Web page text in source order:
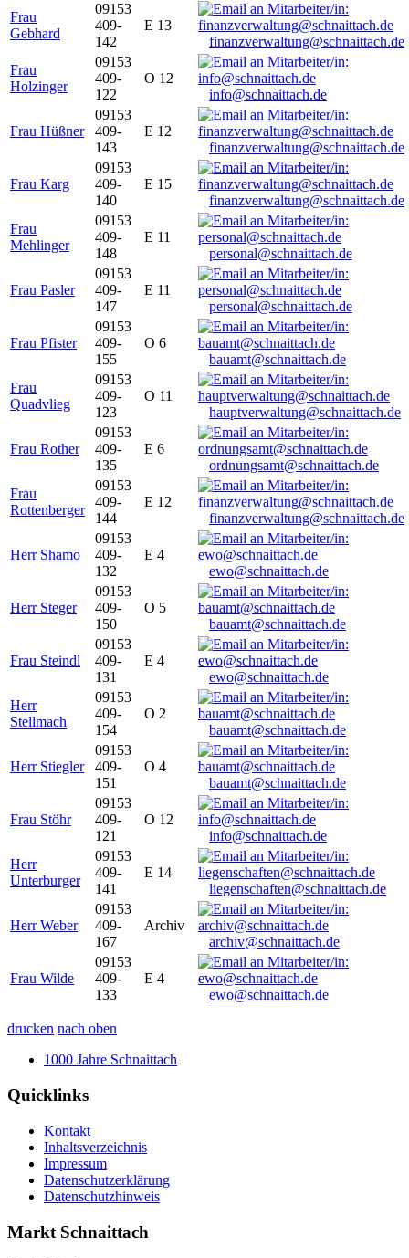
Frau
Gebhard
09153
409-
142
E 13
finanzverwaltung@schnaittach.de
Frau
Holzinger
09153
409-
122
O 12
info@schnaittach.de
Frau Hüßner
09153
409-
143
E 12
finanzverwaltung@schnaittach.de
Frau Karg
09153
409-
140
E 15
finanzverwaltung@schnaittach.de
Frau
Mehlinger
09153
409-
148
E 11
personal@schnaittach.de
Frau Pasler
09153
409-
147
E 11
personal@schnaittach.de
Frau Pfister
09153
409-
155
O 6
bauamt@schnaittach.de
Frau
Quadvlieg
09153
409-
123
O 11
hauptverwaltung@schnaittach.de
Frau Rother
09153
409-
135
E 6
ordnungsamt@schnaittach.de
Frau
Rottenberger
09153
409-
144
E 12
finanzverwaltung@schnaittach.de
Herr Shamo
09153
409-
132
E 4
ewo@schnaittach.de
Herr Steger
09153
409-
150
O 5
bauamt@schnaittach.de
Frau Steindl
09153
409-
131
E 4
ewo@schnaittach.de
Herr
Stellmach
09153
409-
154
O 2
bauamt@schnaittach.de
Herr Stiegler
09153
409-
151
O 4
bauamt@schnaittach.de
Frau Stöhr
09153
409-
121
O 12
info@schnaittach.de
Herr
Unterburger
09153
409-
141
E 14
liegenschaften@schnaittach.de
Herr Weber
09153
409-
167
Archiv
archiv@schnaittach.de
Frau Wilde
09153
409-
133
E 4
ewo@schnaittach.de
drucken nach oben
1000 Jahre Schnaittach
Quicklinks
Kontakt
Inhaltsverzeichnis
Impressum
Datenschutzerklärung
Datenschutzhinweis
Markt Schnaittach